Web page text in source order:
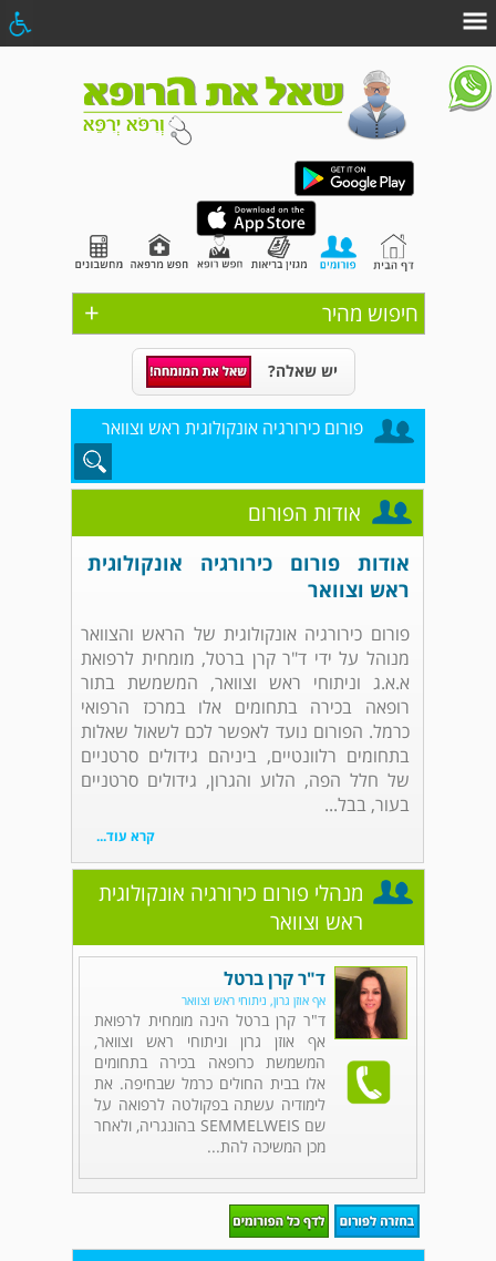
+ חיפוש מהיר
יש שאלה?
פורום כירורגיה אונקולוגית ראש וצוואר
אודות הפורום
אודות פורום כירורגיה אונקולוגית
ראש וצוואר
פורום כירורגיה אונקולוגית של הראש והצוואר
מנוהל על ידי ד"ר קרן ברטל, מומחית לרפואת
א.א.ג וניתוחי ראש וצוואר, המשמשת בתור
רופאה בכירה בתחומים אלו במרכז הרפואי
כרמל. הפורום נועד לאפשר לכם לשאול שאלות
בתחומים רלוונטיים, ביניהם גידולים סרטניים
של חלל הפה, הלוע והגרון, גידולים סרטניים
בעור, בבל...
קרא עוד...
מנהלי פורום כירורגיה אונקולוגית
ראש וצוואר
ד"ר קרן ברטל
אף אוזן גרון, ניתוחי ראש וצוואר
ד"ר קרן ברטל הינה מומחית לרפואת
אף אוזן גרון וניתוחי ראש וצוואר,
המשמשת כרופאה בכירה בתחומים
אלו בבית החולים כרמל שבחיפה. את
לימודיה עשתה בפקולטה לרפואה על
שם SEMMELWEIS בהונגריה, ולאחר
מכן המשיכה להת...